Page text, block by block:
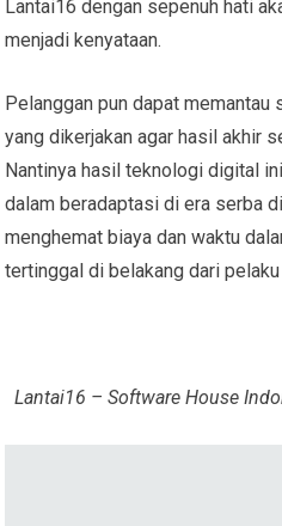
Lantai16 dengan sepenuh hati
menjadi kenyataan.
Pelanggan pun dapat
yang dikerjakan agar hasil akhir
Nantinya hasil teknologi digital
dalam beradaptasi di era serba
menghemat biaya dan waktu
tertinggal di belakang dari
Lantai16 – Software House